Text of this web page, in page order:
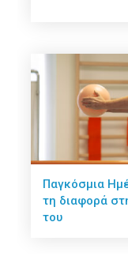
Παγκόσμια
τη διαφορά
του